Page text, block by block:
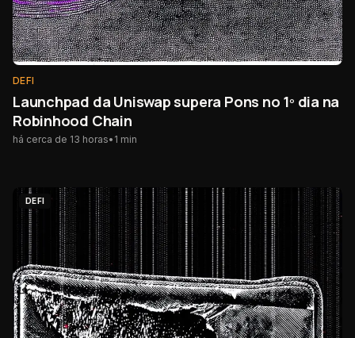
DEFI
Launchpad da Uniswap supera Pons no 1º dia na
Robinhood Chain
há cerca de 13 horas• 1 min
DEFI